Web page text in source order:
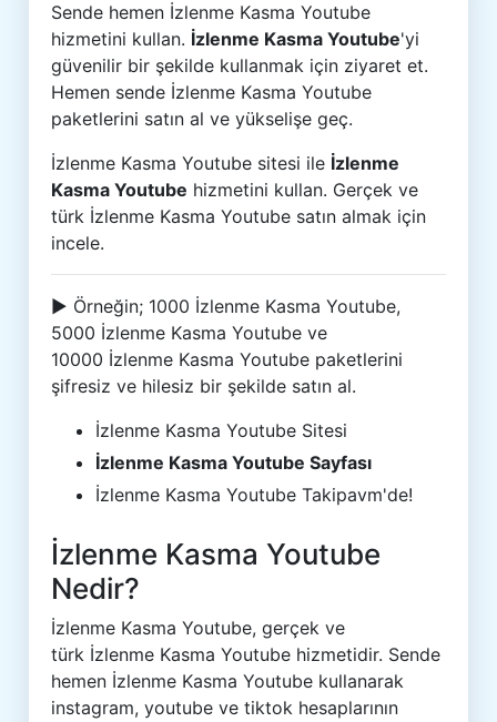
Sende hemen İzlenme Kasma Youtube
hizmetini kullan. İzlenme Kasma Youtube'yi
güvenilir bir şekilde kullanmak için ziyaret et.
Hemen sende İzlenme Kasma Youtube
paketlerini satın al ve yükselişe geç.
İzlenme Kasma Youtube sitesi ile İzlenme
Kasma Youtube hizmetini kullan. Gerçek ve
türk İzlenme Kasma Youtube satın almak için
incele.
► Örneğin; 1000 İzlenme Kasma Youtube,
5000 İzlenme Kasma Youtube ve
10000 İzlenme Kasma Youtube paketlerini
şifresiz ve hilesiz bir şekilde satın al.
İzlenme Kasma Youtube Sitesi
İzlenme Kasma Youtube Sayfası
İzlenme Kasma Youtube Takipavm'de!
İzlenme Kasma Youtube
Nedir?
İzlenme Kasma Youtube, gerçek ve
türk İzlenme Kasma Youtube hizmetidir. Sende
hemen İzlenme Kasma Youtube kullanarak
instagram, youtube ve tiktok hesaplarının